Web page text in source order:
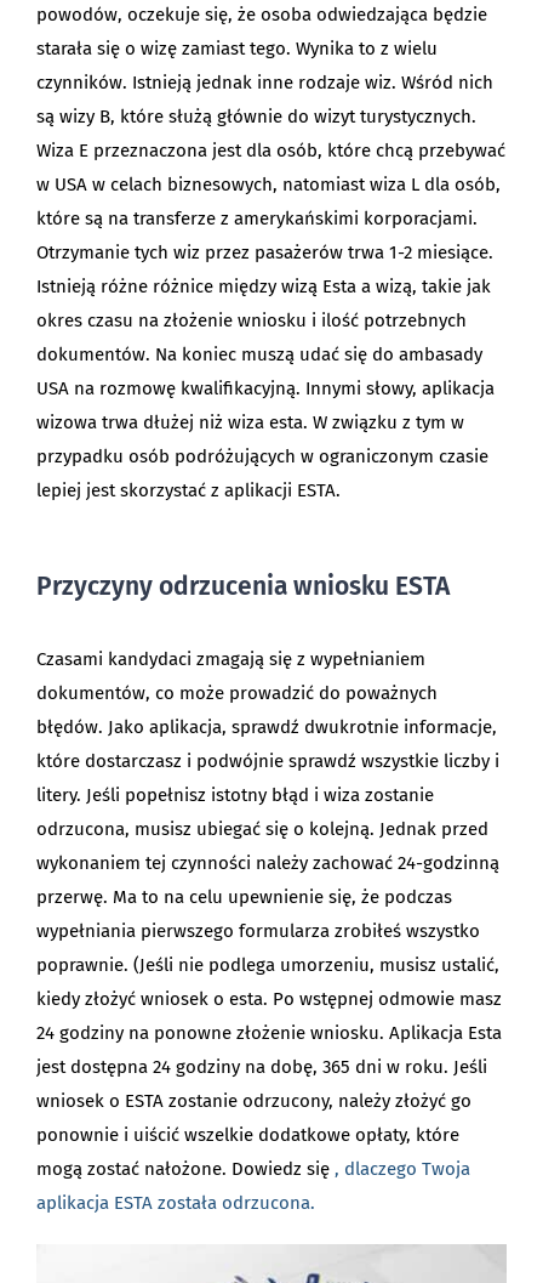
powodów, oczekuje się, że osoba odwiedzająca będzie
starała się o wizę zamiast tego. Wynika to z wielu
czynników. Istnieją jednak inne rodzaje wiz. Wśród nich
są wizy B, które służą głównie do wizyt turystycznych.
Wiza E przeznaczona jest dla osób, które chcą przebywać
w USA w celach biznesowych, natomiast wiza L dla osób,
które są na transferze z amerykańskimi korporacjami.
Otrzymanie tych wiz przez pasażerów trwa 1-2 miesiące.
Istnieją różne różnice między wizą Esta a wizą, takie jak
okres czasu na złożenie wniosku i ilość potrzebnych
dokumentów. Na koniec muszą udać się do ambasady
USA na rozmowę kwalifikacyjną. Innymi słowy, aplikacja
wizowa trwa dłużej niż wiza esta. W związku z tym w
przypadku osób podróżujących w ograniczonym czasie
lepiej jest skorzystać z aplikacji ESTA.
Przyczyny odrzucenia wniosku ESTA
Czasami kandydaci zmagają się z wypełnianiem
dokumentów, co może prowadzić do poważnych
błędów. Jako aplikacja, sprawdź dwukrotnie informacje,
które dostarczasz i podwójnie sprawdź wszystkie liczby i
litery. Jeśli popełnisz istotny błąd i wiza zostanie
odrzucona, musisz ubiegać się o kolejną. Jednak przed
wykonaniem tej czynności należy zachować 24-godzinną
przerwę. Ma to na celu upewnienie się, że podczas
wypełniania pierwszego formularza zrobiłeś wszystko
poprawnie. (Jeśli nie podlega umorzeniu, musisz ustalić,
kiedy złożyć wniosek o esta. Po wstępnej odmowie masz
24 godziny na ponowne złożenie wniosku. Aplikacja Esta
jest dostępna 24 godziny na dobę, 365 dni w roku. Jeśli
wniosek o ESTA zostanie odrzucony, należy złożyć go
ponownie i uiścić wszelkie dodatkowe opłaty, które
mogą zostać nałożone. Dowiedz się , dlaczego Twoja
aplikacja ESTA została odrzucona.